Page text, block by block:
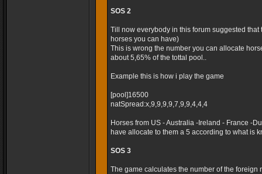
SOS 2
Till now everybody in this forum suggested
horses you can have)
This is wrong the number you can allocate
about 5,65% of the tottal pool..
Example this is how i play the game
[pool]16500
natSpread:x,9,9,9,9,7,9,9,4,4,4
Horses from US - Australia -Ireland - France -
have allocate to them a 5 according to what is
SOS 3
The game calculates the number of the foreign